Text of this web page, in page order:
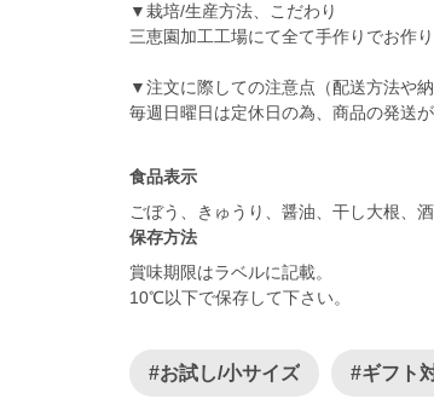
▼栽培/生産方法、こだわり
三恵園加工工場にて全て手作りでお作り
▼注文に際しての注意点（配送方法や納
毎週日曜日は定休日の為、商品の発送
食品表示
ごぼう、きゅうり、醤油、干し大根、
保存方法
賞味期限はラベルに記載。
10℃以下で保存して下さい。
#お試し/小サイズ #ギフト